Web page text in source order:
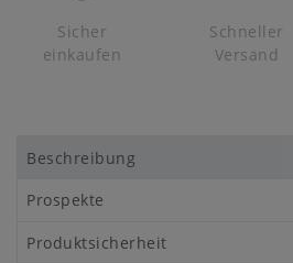
Sicher
einkaufen
Schneller
Versand
Beschreibung
Prospekte
Produktsicherheit